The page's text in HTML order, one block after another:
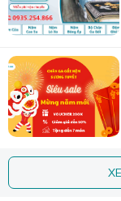
Bên cạnh đó, nơi
Đặc biệt, đây là
yêu cầu của